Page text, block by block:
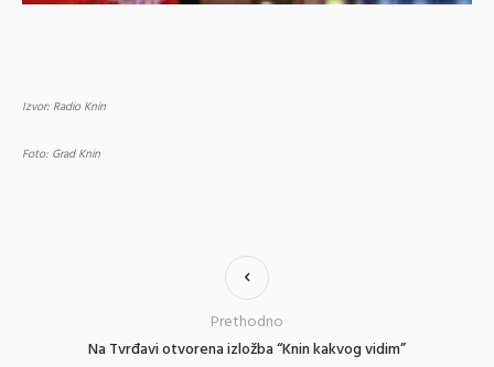
Izvor: Radio Knin
Foto: Grad Knin
Na Tvrđavi otvorena izložba “Knin kakvog vidim”
Prethodno